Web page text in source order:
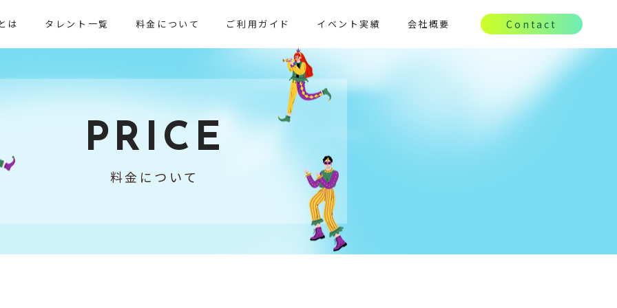
は タレント一覧 料金について ご利用ガイド イベント実績 会社概要 Contact
PRICE
料金について